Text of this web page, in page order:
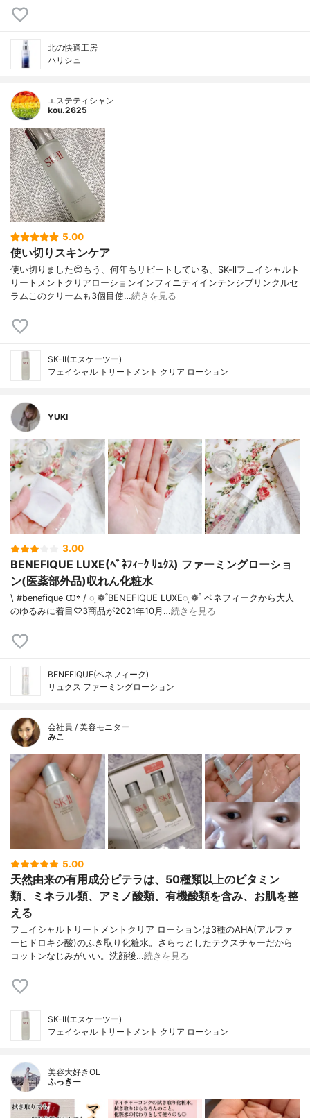
北の快適工房
ハリシュ
エステティシャン
kou.2625
5.00
使い切りスキンケア
使い切りました😊もう、何年もリピートしている、SK-llフェイシャルト
リートメントクリアローションインフィニティインテンシブリンクルセ
ラムこのクリームも3個目使…続きを見る
SK-II(エスケーツー)
フェイシャル トリートメント クリア ローション
YUKI
3.00
BENEFIQUE LUXE(ﾍﾞﾈﾌｨｰｸ ﾘｭｸｽ) ファーミングローショ
ン(医薬部外品)収れん化粧水
\ #benefique Ꙭ꙳ / ◌ ͙❁˚BENEFIQUE LUXE◌ ͙❁˚ ベネフィークから大人
のゆるみに着目♡3商品が2021年10月…続きを見る
BENEFIQUE(ベネフィーク)
リュクス ファーミングローション
会社員 / 美容モニター
みこ
5.00
天然由来の有用成分ピテラは、50種類以上のビタミン
類、ミネラル類、アミノ酸類、有機酸類を含み、お肌を整
える
フェイシャルトリートメントクリア ローションは3種のAHA(アルファ
ーヒドロキシ酸)のふき取り化粧水。さらっとしたテクスチャーだから
コットンなじみがいい。洗顔後…続きを見る
SK-II(エスケーツー)
フェイシャル トリートメント クリア ローション
美容大好きOL
ふっきー